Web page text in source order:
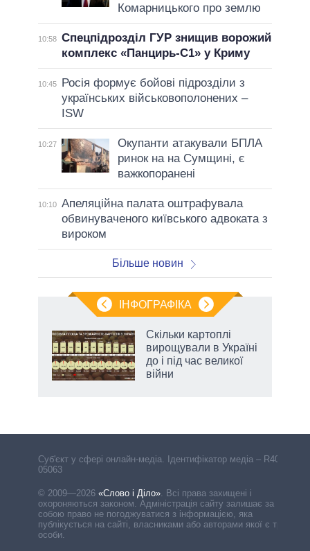
Комарницького про землю
10:58 Спецпідрозділ ГУР знищив ворожий
комплекс «Панцирь-С1» у Криму
10:45
Росія формує бойові підрозділи з
українських військовополонених –
ISW
10:27
Окупанти атакували БПЛА
ринок на на Сумщині, є
важкопоранені
10:10 Апеляційна палата оштрафувала
обвинуваченого київського адвоката з
вироком
Більше новин
ІНФОГРАФІКА
Скільки картоплі
вирощували в Україні
до і під час великої
війни
Cуб'єкт у сфері онлайн-медіа. Ідентифікатор медіа – R40-
05063
© 2009—2026 «Слово і Діло»
Всі права захищені і
охороняються законом. Адміністрація сайту залишає за
собою право не погоджуватися з інформацією, яка
публікується на сайті, власниками або авторами якої є треті
особи.